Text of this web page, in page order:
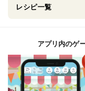
レシピ一覧
アプリ内のゲ